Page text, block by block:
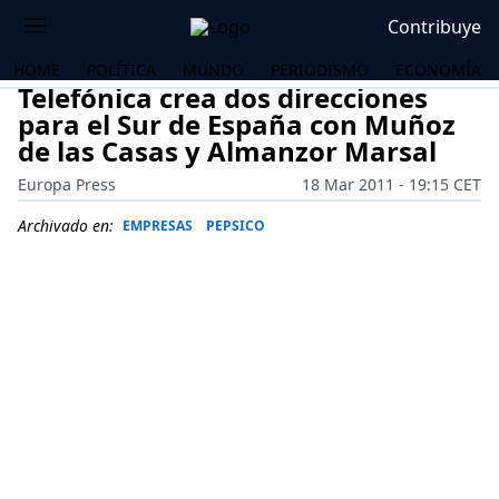
Contribuye
HOME POLÍTICA MUNDO PERIODISMO ECONOMÍA
Telefónica crea dos direcciones
para el Sur de España con Muñoz
de las Casas y Almanzor Marsal
Europa Press
18 Mar 2011 - 19:15 CET
Archivado en: EMPRESAS PEPSICO